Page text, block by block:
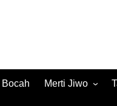
Merti Jiwo